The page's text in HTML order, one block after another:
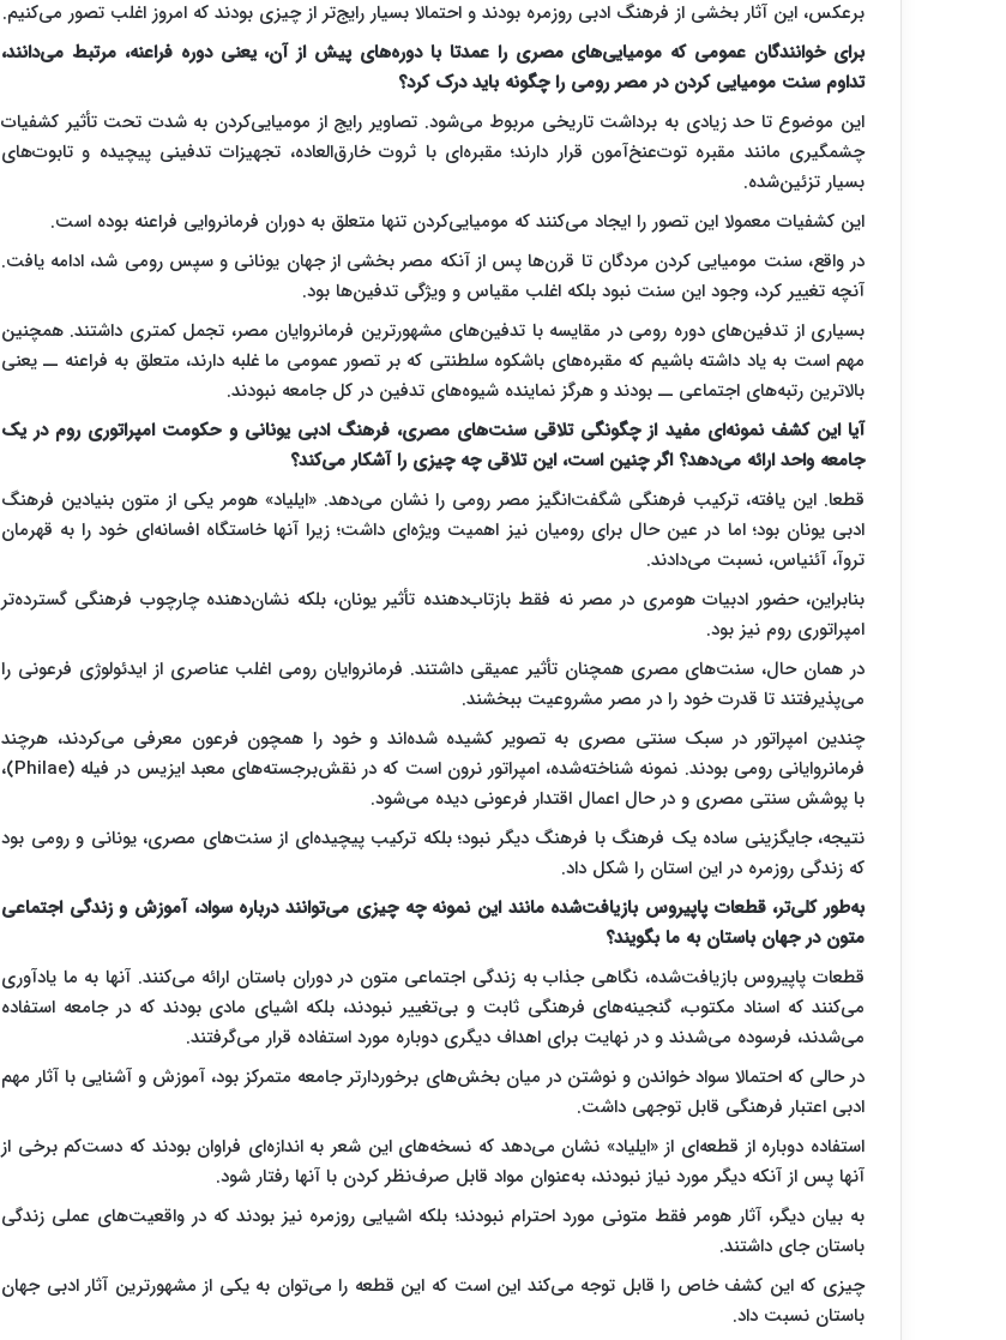
برعکس، این آثار بخشی از فرهنگ ادبی روزمره بودند و احتمالا بسیار رایج‌تر از چیزی بودند که امروز اغلب تصور می‌کنیم.
برای خوانندگان عمومی که مومیایی‌های مصری را عمدتا با دوره‌های پیش از آن، یعنی دوره فراعنه، مرتبط می‌دانند،
تداوم سنت مومیایی کردن در مصر رومی را چگونه باید درک کرد؟
این موضوع تا حد زیادی به برداشت تاریخی مربوط می‌شود. تصاویر رایج از مومیایی‌کردن به شدت تحت تأثیر کشفیات
چشمگیری مانند مقبره توت‌عنخ‌آمون قرار دارند؛ مقبره‌ای با ثروت خارق‌العاده، تجهیزات تدفینی پیچیده و تابوت‌های
بسیار تزئین‌شده.
این کشفیات معمولا این تصور را ایجاد می‌کنند که مومیایی‌کردن تنها متعلق به دوران فرمانروایی فراعنه بوده است.
در واقع، سنت مومیایی کردن مردگان تا قرن‌ها پس از آنکه مصر بخشی از جهان یونانی و سپس رومی شد، ادامه یافت.
آنچه تغییر کرد، وجود این سنت نبود بلکه اغلب مقیاس و ویژگی تدفین‌ها بود.
بسیاری از تدفین‌های دوره رومی در مقایسه با تدفین‌های مشهورترین فرمانروایان مصر، تجمل کمتری داشتند. همچنین
مهم است به یاد داشته باشیم که مقبره‌های باشکوه سلطنتی که بر تصور عمومی ما غلبه دارند، متعلق به فراعنه ــ یعنی
بالاترین رتبه‌های اجتماعی ــ بودند و هرگز نماینده شیوه‌های تدفین در کل جامعه نبودند.
آیا این کشف نمونه‌ای مفید از چگونگی تلاقی سنت‌های مصری، فرهنگ ادبی یونانی و حکومت امپراتوری روم در یک
جامعه واحد ارائه می‌دهد؟ اگر چنین است، این تلاقی چه چیزی را آشکار می‌کند؟
قطعا. این یافته، ترکیب فرهنگی شگفت‌انگیز مصر رومی را نشان می‌دهد. «ایلیاد» هومر یکی از متون بنیادین فرهنگ
ادبی یونان بود؛ اما در عین حال برای رومیان نیز اهمیت ویژه‌ای داشت؛ زیرا آنها خاستگاه افسانه‌ای خود را به قهرمان
تروآ، آئنیاس، نسبت می‌دادند.
بنابراین، حضور ادبیات هومری در مصر نه فقط بازتاب‌دهنده تأثیر یونان، بلکه نشان‌دهنده چارچوب فرهنگی گسترده‌تر
امپراتوری روم نیز بود.
در همان حال، سنت‌های مصری همچنان تأثیر عمیقی داشتند. فرمانروایان رومی اغلب عناصری از ایدئولوژی فرعونی را
می‌پذیرفتند تا قدرت خود را در مصر مشروعیت ببخشند.
چندین امپراتور در سبک سنتی مصری به تصویر کشیده شده‌اند و خود را همچون فرعون معرفی می‌کردند، هرچند
فرمانروایانی رومی بودند. نمونه شناخته‌شده، امپراتور نرون است که در نقش‌برجسته‌های معبد ایزیس در فیله (Philae)،
با پوشش سنتی مصری و در حال اعمال اقتدار فرعونی دیده می‌شود.
نتیجه، جایگزینی ساده یک فرهنگ با فرهنگ دیگر نبود؛ بلکه ترکیب پیچیده‌ای از سنت‌های مصری، یونانی و رومی بود
که زندگی روزمره در این استان را شکل داد.
به‌طور کلی‌تر، قطعات پاپیروس بازیافت‌شده مانند این نمونه چه چیزی می‌توانند درباره سواد، آموزش و زندگی اجتماعی
متون در جهان باستان به ما بگویند؟
قطعات پاپیروس بازیافت‌شده، نگاهی جذاب به زندگی اجتماعی متون در دوران باستان ارائه می‌کنند. آنها به ما یادآوری
می‌کنند که اسناد مکتوب، گنجینه‌های فرهنگی ثابت و بی‌تغییر نبودند، بلکه اشیای مادی بودند که در جامعه استفاده
می‌شدند، فرسوده می‌شدند و در نهایت برای اهداف دیگری دوباره مورد استفاده قرار می‌گرفتند.
در حالی که احتمالا سواد خواندن و نوشتن در میان بخش‌های برخوردارتر جامعه متمرکز بود، آموزش و آشنایی با آثار مهم
ادبی اعتبار فرهنگی قابل توجهی داشت.
استفاده دوباره از قطعه‌ای از «ایلیاد» نشان می‌دهد که نسخه‌های این شعر به اندازه‌ای فراوان بودند که دست‌کم برخی از
آنها پس از آنکه دیگر مورد نیاز نبودند، به‌عنوان مواد قابل صرف‌نظر کردن با آنها رفتار شود.
به بیان دیگر، آثار هومر فقط متونی مورد احترام نبودند؛ بلکه اشیایی روزمره نیز بودند که در واقعیت‌های عملی زندگی
باستان جای داشتند.
چیزی که این کشف خاص را قابل توجه می‌کند این است که این قطعه را می‌توان به یکی از مشهورترین آثار ادبی جهان
باستان نسبت داد.